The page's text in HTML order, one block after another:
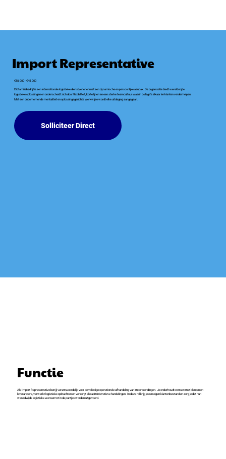
Import Representative
€38.000 - €45.000
Dit familiebedrijf is een internationale logistieke dienstverlener met een dynamische en persoonlijke aanpak. De organisatie biedt wereldwijde
logistieke oplossingen en onderscheidt zich door flexibiliteit, korte lijnen en een sterke teamcultuur waarin collega’s elkaar én klanten verder helpen.
Met een ondernemende mentaliteit en oplossingsgerichte werkwijze wordt elke uitdaging aangegaan.
Solliciteer Direct
Functie
Als Import Representative ben jij verantwoordelijk voor de volledige operationele afhandeling van importzendingen. Je onderhoudt contact met klanten en
leveranciers, verwerkt logistieke opdrachten en verzorgt alle administratieve handelingen. In deze rol krijg je een eigen klantenbestand en zorg je dat hun
wereldwijde logistieke wensen tot in de puntjes worden uitgevoerd.